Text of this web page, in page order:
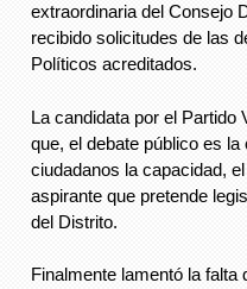
extraordinaria del Consejo
recibido solicitudes de las
Políticos acreditados.
La candidata por el
que, el debate público es
ciudadanos la capacidad,
aspirante que pretende
del Distrito.
Finalmente lamentó la